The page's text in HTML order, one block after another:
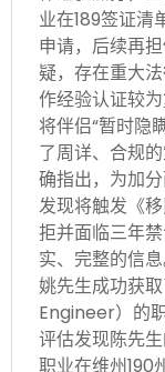
业在189签证清
申请，后续再
疑，存在重大
作经验认证较
将伴侣“暂时隐
了周详、合规
确指出，为加
发现将触发《
拒并面临三年
实、完整的信
姚先生成功获
Engineer）的
评估发现陈先
职业在维州190